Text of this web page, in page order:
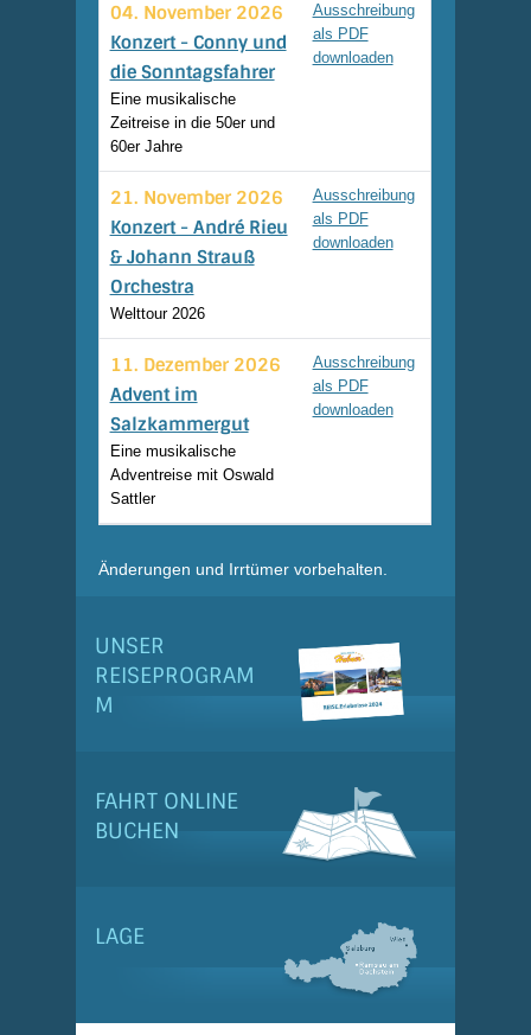
04. November 2026
Konzert - Conny und
die Sonntagsfahrer
Eine musikalische
Zeitreise in die 50er und
60er Jahre
Ausschreibung
als PDF
downloaden
21. November 2026
Konzert - André Rieu
& Johann Strauß
Orchestra
Welttour 2026
Ausschreibung
als PDF
downloaden
11. Dezember 2026
Advent im
Salzkammergut
Eine musikalische
Adventreise mit Oswald
Sattler
Ausschreibung
als PDF
downloaden
Änderungen und Irrtümer vorbehalten.
UNSER
REISEPROGRAM
M
FAHRT ONLINE
BUCHEN
LAGE